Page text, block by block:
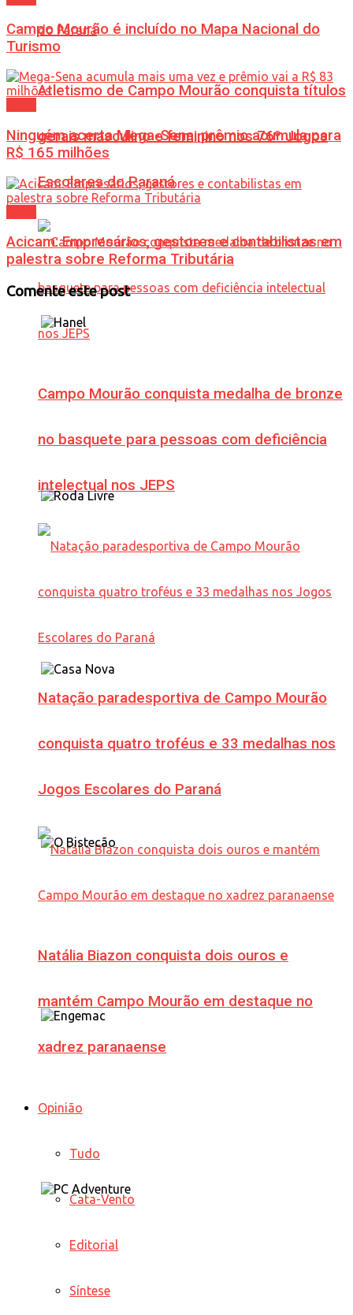
Atletismo de Campo Mourão conquista títulos
gerais masculino e feminino nos 76º Jogos
Escolares do Paraná
Campo Mourão conquista medalha de bronze
no basquete para pessoas com deficiência
intelectual nos JEPS
Natação paradesportiva de Campo Mourão
conquista quatro troféus e 33 medalhas nos
Jogos Escolares do Paraná
Natália Biazon conquista dois ouros e
mantém Campo Mourão em destaque no
xadrez paranaense
Opinião
Tudo
Cata-Vento
Editorial
Síntese
Campo Mourão é incluído no Mapa Nacional do
Turismo
Ninguém acerta Mega-Sena; prêmio acumula para
R$ 165 milhões
Acicam: Empresários, gestores e contabilistas em
palestra sobre Reforma Tributária
Comente este post